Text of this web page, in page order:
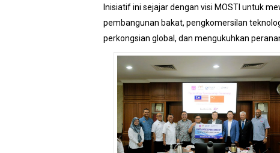
Inisiatif ini sejajar dengan visi MOSTI untuk
pembangunan bakat, pengkomersilan
perkongsian global, dan mengukuhkan